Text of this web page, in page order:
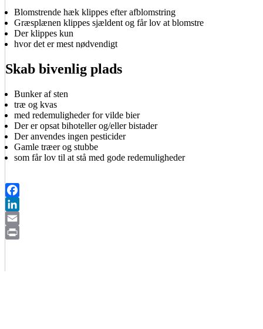
Blomstrende hæk klippes efter afblomstring
Græsplænen klippes sjældent og får lov at blomstre
Der klippes kun
hvor det er mest nødvendigt
Skab bivenlig plads
Bunker af sten
træ og kvas
med redemuligheder for vilde bier
Der er opsat bihoteller og/eller bistader
Der anvendes ingen pesticider
Gamle træer og stubbe
som får lov til at stå med gode redemuligheder
Facebook
LinkedIn
Email